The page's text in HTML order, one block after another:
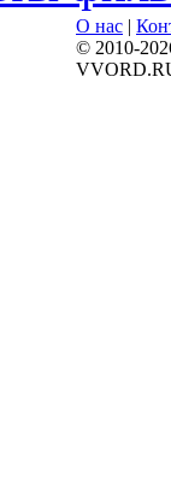
О нас |
© 2010-